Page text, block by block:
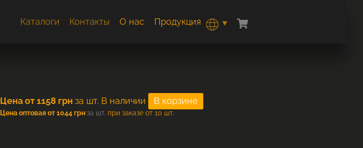
Каталоги Контакты О нас Продукция
Цена от1158 грн за шт. В наличии
Цена оптовая от 1044 грнза шт. при заказе от 10 шт.